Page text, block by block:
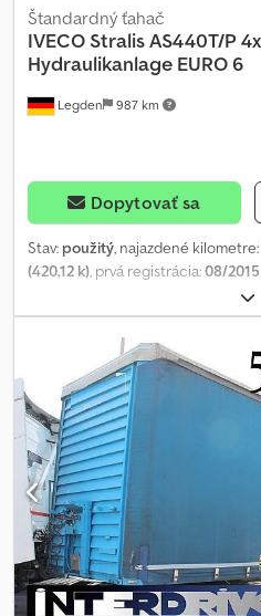
Legden 987 km
Štandardný ťahač
IVECO Stralis AS440T/P
Hydraulikanlage EURO 6
Dopytovať sa
Stav: použitý, najazdené kilometre:
(420,12 k), prvá registrácia:08/2015
, konfigurácia
kontrola (TÜV):03/2025, brzdy:
, emisná trieda:
stabilizačný program (ESP),
Multifunkčný volant * Lôžko na
pohyblivej podlahy * Rádiostanica
--Zmeny a predaj vyhradený
Csdpfxevhukhs Af Djha V prípade
informácií nám pokojne napíšte
Whatsapp